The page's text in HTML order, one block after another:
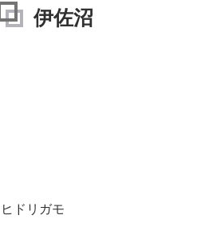
伊佐沼
ヒドリガモ